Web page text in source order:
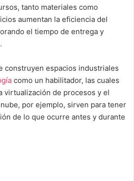
tanto materiales como
aumentan la eficiencia del
el tiempo de entrega y
construyen espacios industriales
como un habilitador, las cuales
virtualización de procesos y el
por ejemplo, sirven para tener
de lo que ocurre antes y durante